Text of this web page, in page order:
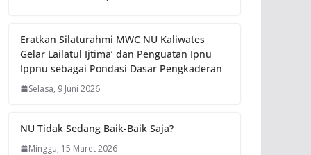
Eratkan Silaturahmi MWC NU Kaliwates
Gelar Lailatul Ijtima’ dan Penguatan Ipnu
Ippnu sebagai Pondasi Dasar Pengkaderan
Selasa, 9 Juni 2026
NU Tidak Sedang Baik-Baik Saja?
Minggu, 15 Maret 2026